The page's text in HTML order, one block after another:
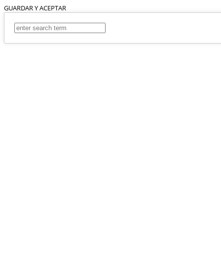
GUARDAR Y ACEPTAR